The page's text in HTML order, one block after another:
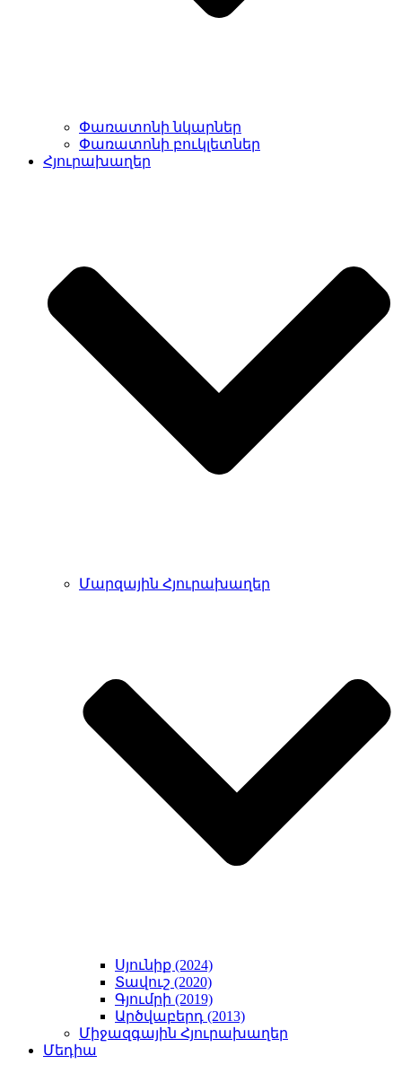
Փառատոնի նկարներ
Փառատոնի բուկլետներ
Հյուրախաղեր
Մարզային Հյուրախաղեր
Սյունիք (2024)
Տավուշ (2020)
Գյումրի (2019)
Արծվաբերդ (2013)
Միջազգային Հյուրախաղեր
Մեդիա